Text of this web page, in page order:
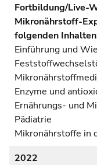
Fortbildung/Live-
Mikronährstoff-
folgenden
Einführung und
Enzyme und
Ernährungs- und
Pädiatrie
Mikronährstoffe in
2022